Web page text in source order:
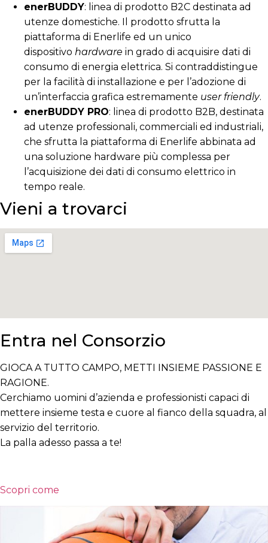
enerBUDDY: linea di prodotto B2C destinata ad
utenze domestiche. Il prodotto sfrutta la
piattaforma di Enerlife ed un unico
dispositivo hardware in grado di acquisire dati di
consumo di energia elettrica. Si contraddistingue
per la facilità di installazione e per l’adozione di
un’interfaccia grafica estremamente user friendly.
enerBUDDY PRO: linea di prodotto B2B, destinata
ad utenze professionali, commerciali ed industriali,
che sfrutta la piattaforma di Enerlife abbinata ad
una soluzione hardware più complessa per
l’acquisizione dei dati di consumo elettrico in
tempo reale.
Vieni a trovarci
Entra nel Consorzio
GIOCA A TUTTO CAMPO, METTI INSIEME PASSIONE E
RAGIONE.
Cerchiamo uomini d’azienda e professionisti capaci di
mettere insieme testa e cuore al fianco della squadra, al
servizio del territorio.
La palla adesso passa a te!
Scopri come